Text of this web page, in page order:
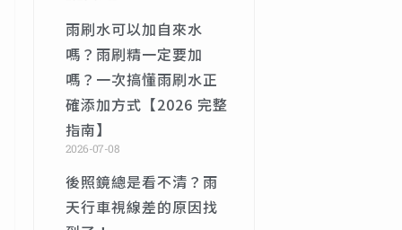
雨刷水可以加自來水
嗎？雨刷精一定要加
嗎？一次搞懂雨刷水正
確添加方式【2026 完整
指南】
2026-07-08
後照鏡總是看不清？雨
天行車視線差的原因找